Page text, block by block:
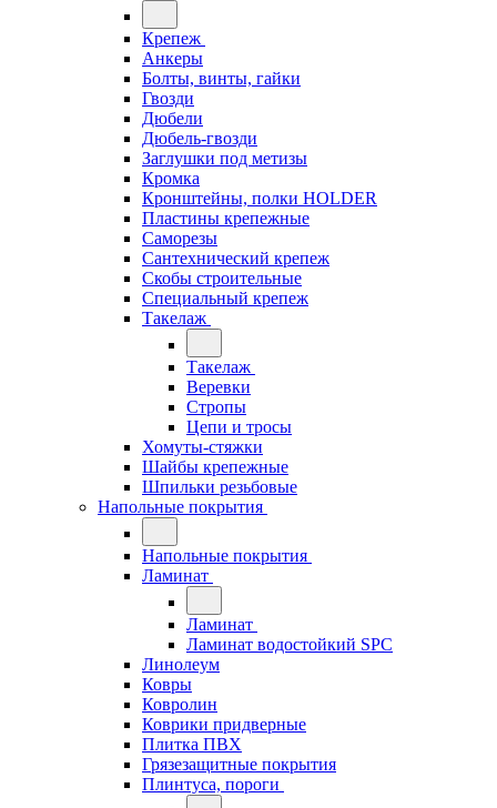
Крепеж
Анкеры
Болты, винты, гайки
Гвозди
Дюбели
Дюбель-гвозди
Заглушки под метизы
Кромка
Кронштейны, полки НОLDER
Пластины крепежные
Саморезы
Сантехнический крепеж
Скобы строительные
Специальный крепеж
Такелаж
Такелаж
Веревки
Стропы
Цепи и тросы
Хомуты-стяжки
Шайбы крепежные
Шпильки резьбовые
Напольные покрытия
Напольные покрытия
Ламинат
Ламинат
Ламинат водостойкий SPC
Линолеум
Ковры
Ковролин
Коврики придверные
Плитка ПВХ
Грязезащитные покрытия
Плинтуса, пороги